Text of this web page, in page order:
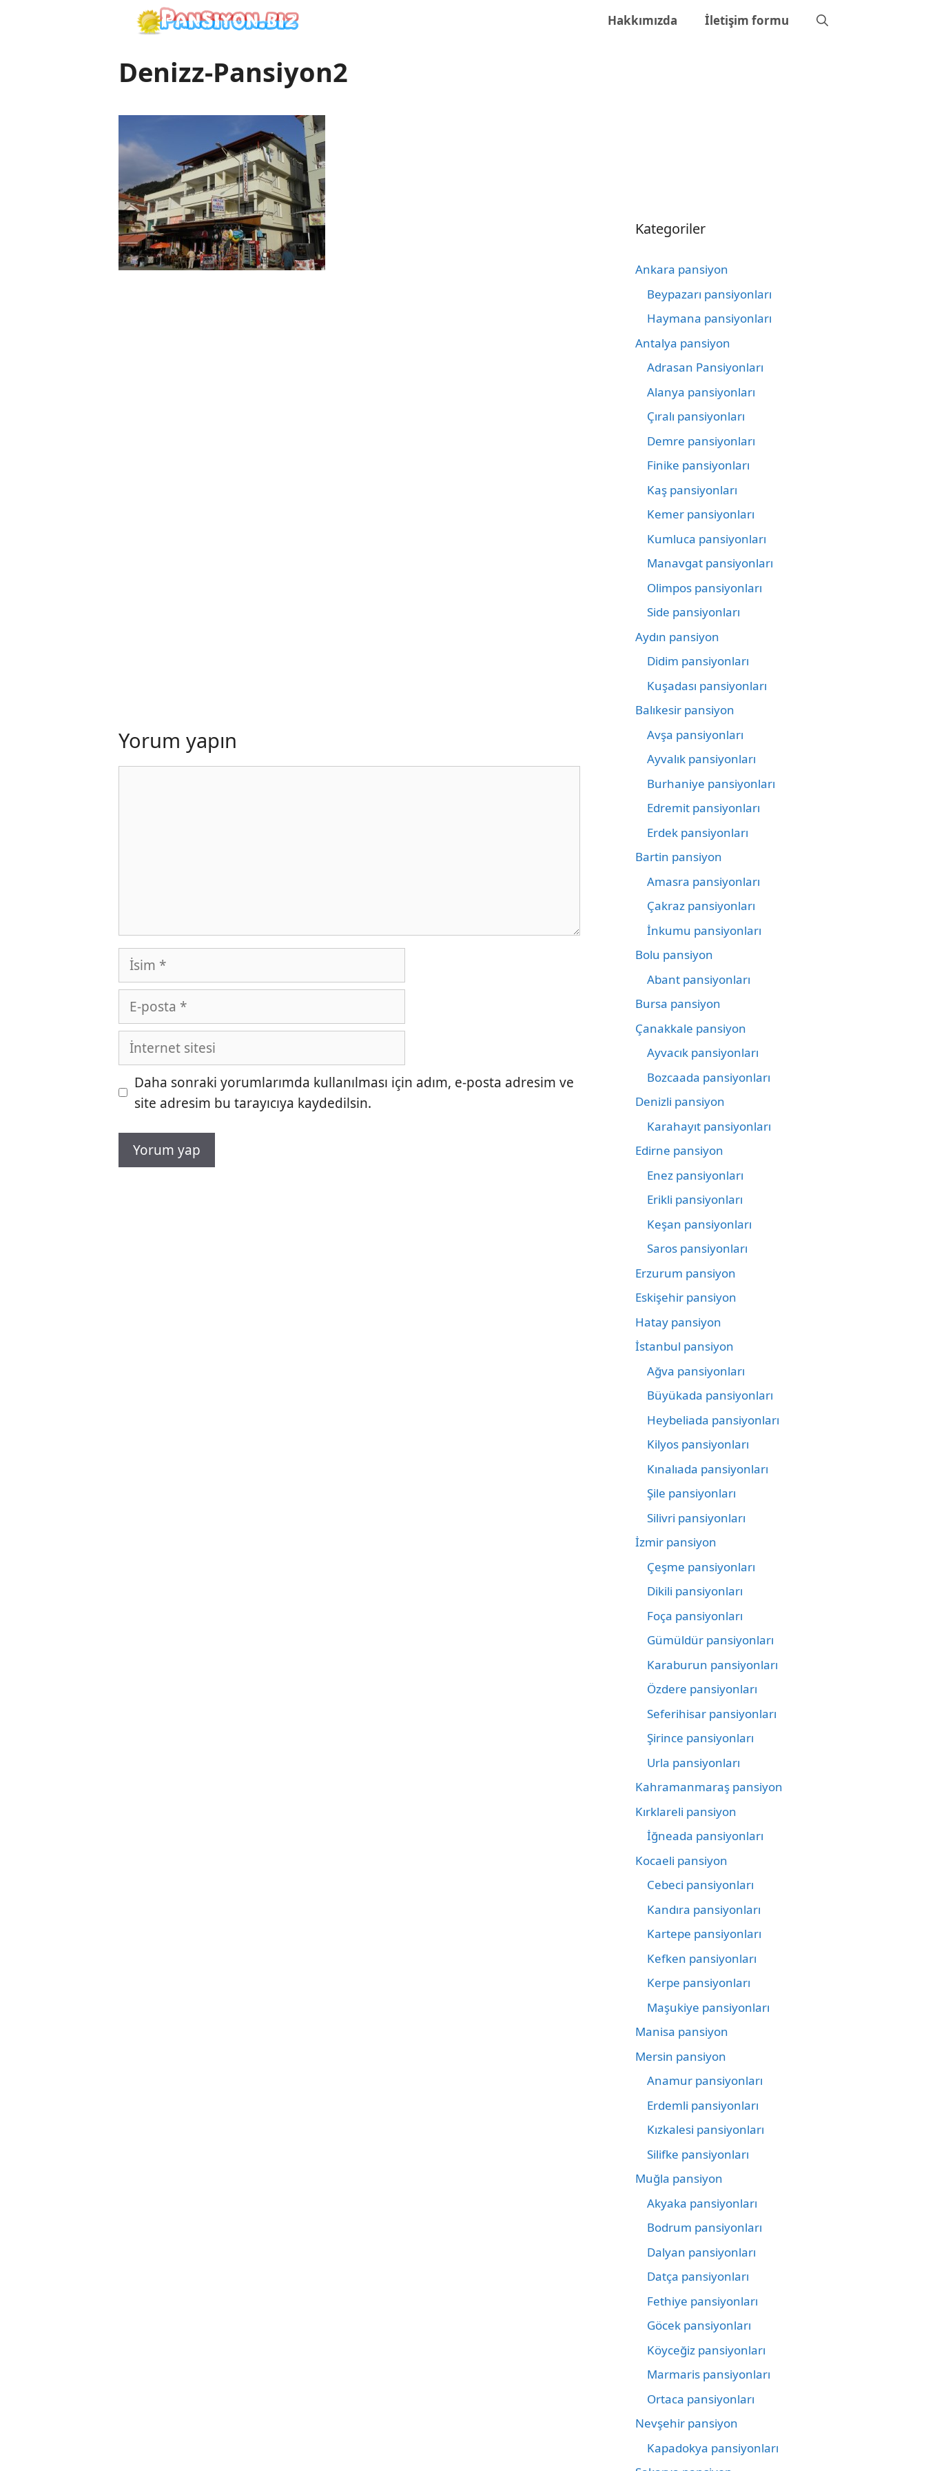
Hakkımızda İletişim formu
Denizz-Pansiyon2
Yorum yapın
İsim
posta
İnternet
sitesi
Daha sonraki yorumlarımda kullanılması için adım, e-posta adresim ve
site adresim bu tarayıcıya kaydedilsin.
Kategoriler
Ankara pansiyon
Beypazarı pansiyonları
Haymana pansiyonları
Antalya pansiyon
Adrasan Pansiyonları
Alanya pansiyonları
Çıralı pansiyonları
Demre pansiyonları
Finike pansiyonları
Kaş pansiyonları
Kemer pansiyonları
Kumluca pansiyonları
Manavgat pansiyonları
Olimpos pansiyonları
Side pansiyonları
Aydın pansiyon
Didim pansiyonları
Kuşadası pansiyonları
Balıkesir pansiyon
Avşa pansiyonları
Ayvalık pansiyonları
Burhaniye pansiyonları
Edremit pansiyonları
Erdek pansiyonları
Bartin pansiyon
Amasra pansiyonları
Çakraz pansiyonları
İnkumu pansiyonları
Bolu pansiyon
Abant pansiyonları
Bursa pansiyon
Çanakkale pansiyon
Ayvacık pansiyonları
Bozcaada pansiyonları
Denizli pansiyon
Karahayıt pansiyonları
Edirne pansiyon
Enez pansiyonları
Erikli pansiyonları
Keşan pansiyonları
Saros pansiyonları
Erzurum pansiyon
Eskişehir pansiyon
Hatay pansiyon
İstanbul pansiyon
Ağva pansiyonları
Büyükada pansiyonları
Heybeliada pansiyonları
Kilyos pansiyonları
Kınalıada pansiyonları
Şile pansiyonları
Silivri pansiyonları
İzmir pansiyon
Çeşme pansiyonları
Dikili pansiyonları
Foça pansiyonları
Gümüldür pansiyonları
Karaburun pansiyonları
Özdere pansiyonları
Seferihisar pansiyonları
Şirince pansiyonları
Urla pansiyonları
Kahramanmaraş pansiyon
Kırklareli pansiyon
İğneada pansiyonları
Kocaeli pansiyon
Cebeci pansiyonları
Kandıra pansiyonları
Kartepe pansiyonları
Kefken pansiyonları
Kerpe pansiyonları
Maşukiye pansiyonları
Manisa pansiyon
Mersin pansiyon
Anamur pansiyonları
Erdemli pansiyonları
Kızkalesi pansiyonları
Silifke pansiyonları
Muğla pansiyon
Akyaka pansiyonları
Bodrum pansiyonları
Dalyan pansiyonları
Datça pansiyonları
Fethiye pansiyonları
Göcek pansiyonları
Köyceğiz pansiyonları
Marmaris pansiyonları
Ortaca pansiyonları
Nevşehir pansiyon
Kapadokya pansiyonları